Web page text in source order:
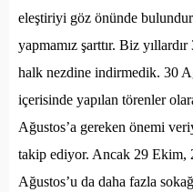
eleştiriyi göz önünde
yapmamız şarttır. Biz
halk nezdine indirmedik. 30
içerisinde yapılan törenler
Ağustos’a gereken önemi
takip ediyor. Ancak 29 Ekim,
Ağustos’u da daha fazla